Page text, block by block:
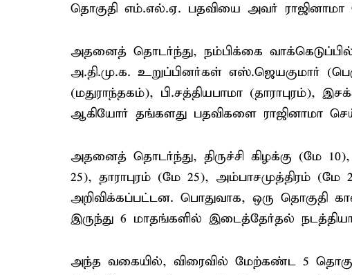
தொகுதி எம்.எல்.ஏ. பதவியை அவர் ராஜினாமா
அதனைத் தொடர்ந்து, நம்பிக்கை
அ.தி.மு.க. உறுப்பினர்கள் எஸ்.ஜெயகுமார்
(மதுராந்தகம்), பி.சத்தியபாமா (தாராபுரம்),
ஆகியோர் தங்களது பதவிகளை ராஜினாமா
அதனைத் தொடர்ந்து, திருச்சி கிழக்கு (மே
25), தாராபுரம் (மே 25), அம்பாசமுத்திரம்
அறிவிக்கப்பட்டன. பொதுவாக, ஒரு தொகுதி
இருந்து 6 மாதங்களில் இடைத்தேர்தல்
அந்த வகையில், விரைவில் மேற்கண்ட 5